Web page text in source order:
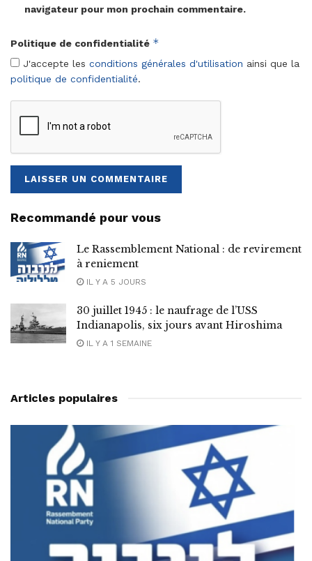
navigateur pour mon prochain commentaire.
Politique de confidentialité *
J'accepte les conditions générales d'utilisation ainsi que la
politique de confidentialité.
Recommandé pour vous
Le Rassemblement National : de revirement
à reniement
IL Y A 5 JOURS
30 juillet 1945 : le naufrage de l’USS
Indianapolis, six jours avant Hiroshima
IL Y A 1 SEMAINE
Articles populaires